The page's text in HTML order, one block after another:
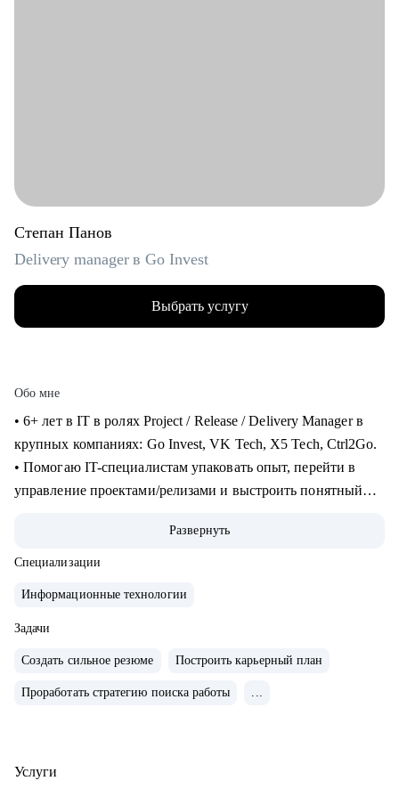
Степан Панов
Delivery manager в Go Invest
Выбрать услугу
Обо мне
• 6+ лет в IT в ролях Project / Release / Delivery Manager в
крупных компаниях: Go Invest, VK Tech, X5 Tech, Ctrl2Go.
• Помогаю IT-специалистам упаковать опыт, перейти в
управление проектами/релизами и выстроить понятный
• Обучение и сертификаты:
• 2024 — ITSM. Основы управления ИТ-услугами
• 2022 — «Поколение Python: курс для начинающих»
• 2021 — Kanban System Design, Professional Scrum Master
• Аудит резюме для Project / Delivery / Release Manager
• Переход в управление из разработки / аналитики /
Развернуть
Специализации
Информационные технологии
Задачи
Создать сильное резюме Построить карьерный план
Проработать стратегию поиска работы ...
Услуги